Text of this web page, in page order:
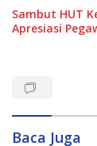
Sambut HUT
Apresiasi
Baca Juga